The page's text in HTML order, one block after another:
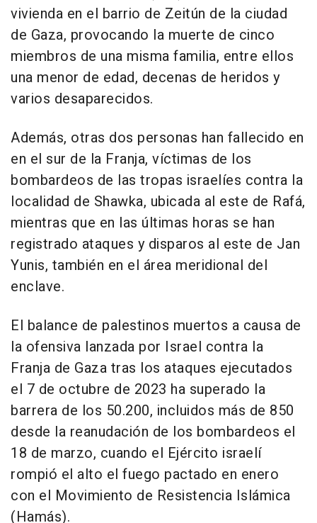
vivienda en el barrio de Zeitún de la ciudad
de Gaza, provocando la muerte de cinco
miembros de una misma familia, entre ellos
una menor de edad, decenas de heridos y
varios desaparecidos.
Además, otras dos personas han fallecido en
en el sur de la Franja, víctimas de los
bombardeos de las tropas israelíes contra la
localidad de Shawka, ubicada al este de Rafá,
mientras que en las últimas horas se han
registrado ataques y disparos al este de Jan
Yunis, también en el área meridional del
enclave.
El balance de palestinos muertos a causa de
la ofensiva lanzada por Israel contra la
Franja de Gaza tras los ataques ejecutados
el 7 de octubre de 2023 ha superado la
barrera de los 50.200, incluidos más de 850
desde la reanudación de los bombardeos el
18 de marzo, cuando el Ejército israelí
rompió el alto el fuego pactado en enero
con el Movimiento de Resistencia Islámica
(Hamás).